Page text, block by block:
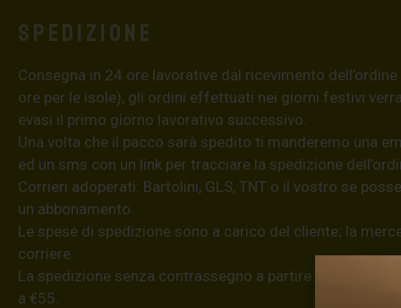
Spedizione
Consegna in 24 ore lavorative dal ricevimento
ore per le isole), gli ordini effettuati nei giorni festivi
evasi il primo giorno lavorativo successivo.
Una volta che il pacco sarà spedito ti manderemo una
ed un sms con un link per tracciare la spedizione
Corrieri adoperati: Bartolini, GLS, TNT o il vostro se
un abbonamento.
Le spese di spedizione sono a carico del cliente; la
corriere.
La spedizione senza contrassegno a partire da €8,20
a €55.